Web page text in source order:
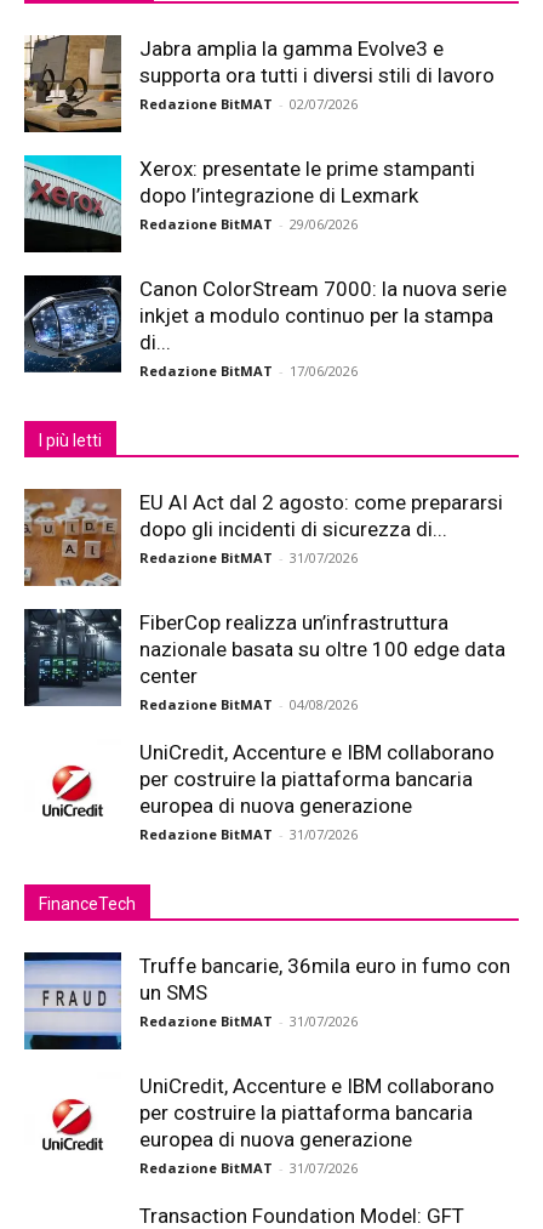
Jabra amplia la gamma Evolve3 e
supporta ora tutti i diversi stili di lavoro
Redazione BitMAT - 02/07/2026
Xerox: presentate le prime stampanti
dopo l’integrazione di Lexmark
Redazione BitMAT - 29/06/2026
Canon ColorStream 7000: la nuova serie
inkjet a modulo continuo per la stampa
di...
Redazione BitMAT - 17/06/2026
I più letti
EU AI Act dal 2 agosto: come prepararsi
dopo gli incidenti di sicurezza di...
Redazione BitMAT - 31/07/2026
FiberCop realizza un’infrastruttura
nazionale basata su oltre 100 edge data
center
Redazione BitMAT - 04/08/2026
UniCredit, Accenture e IBM collaborano
per costruire la piattaforma bancaria
europea di nuova generazione
Redazione BitMAT - 31/07/2026
FinanceTech
Truffe bancarie, 36mila euro in fumo con
un SMS
Redazione BitMAT - 31/07/2026
UniCredit, Accenture e IBM collaborano
per costruire la piattaforma bancaria
europea di nuova generazione
Redazione BitMAT - 31/07/2026
Transaction Foundation Model: GFT